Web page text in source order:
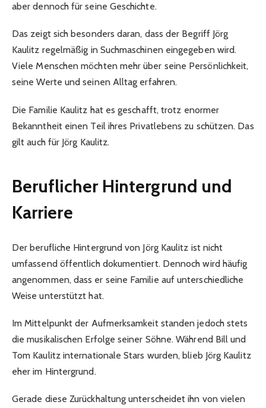
aber dennoch für seine Geschichte.
Das zeigt sich besonders daran, dass der Begriff Jörg
Kaulitz regelmäßig in Suchmaschinen eingegeben wird.
Viele Menschen möchten mehr über seine Persönlichkeit,
seine Werte und seinen Alltag erfahren.
Die Familie Kaulitz hat es geschafft, trotz enormer
Bekanntheit einen Teil ihres Privatlebens zu schützen. Das
gilt auch für Jörg Kaulitz.
Beruflicher Hintergrund und
Karriere
Der berufliche Hintergrund von Jörg Kaulitz ist nicht
umfassend öffentlich dokumentiert. Dennoch wird häufig
angenommen, dass er seine Familie auf unterschiedliche
Weise unterstützt hat.
Im Mittelpunkt der Aufmerksamkeit standen jedoch stets
die musikalischen Erfolge seiner Söhne. Während Bill und
Tom Kaulitz internationale Stars wurden, blieb Jörg Kaulitz
eher im Hintergrund.
Gerade diese Zurückhaltung unterscheidet ihn von vielen